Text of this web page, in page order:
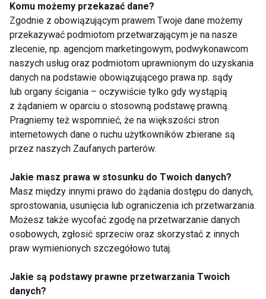
stawać się dorosłe, i usilnie dążą do identyfikacji ze
swoim ideałem. A kto nim jest? Często popularna
modelka, czy piosenkarka. Dziewczyny uważają
szczupłość za źródło sukcesów i powodzenia. Ideał
jest trudny, a często niemożliwy do osiągnięcia, co
dziewczyny traktują jako osobistą porażkę. Szukają,
więc alternatywy w niejedzeniu.
Dlaczego zatem chorują tylko niektóre? Jak już
wspomniałam, na chorobę składa się nie tylko
charakter dziewczyny, ale też oddziaływanie jej
otoczenia. Ciągle porównywanie z innymi (z tego
powodu tak wiele anorektyczek jest w środowisku
modelek), wytykanie nieakceptowanych cech,
prowadzi do zaburzeń we własnej samoocenie, do
jej zaniżania. Ucieczka od jedzenia może być
spowodowana chęcią przeciwstawienia się opinii
otoczenia, na zasadzie „ja im jeszcze pokażę”.
Komu możemy przekazać dane?
Zgodnie z obowiązującym prawem Twoje dane możemy
przekazywać podmiotom przetwarzającym je na nasze
zlecenie, np. agencjom marketingowym, podwykonawcom
naszych usług oraz podmiotom uprawnionym do uzyskania
danych na podstawie obowiązującego prawa np. sądy
lub organy ścigania – oczywiście tylko gdy wystąpią
z żądaniem w oparciu o stosowną podstawę prawną.
Pragniemy też wspomnieć, że na większości stron
internetowych dane o ruchu użytkowników zbierane są
przez naszych Zaufanych parterów.
Jakie masz prawa w stosunku do Twoich danych?
Masz między innymi prawo do żądania dostępu do danych,
sprostowania, usunięcia lub ograniczenia ich przetwarzania.
Możesz także wycofać zgodę na przetwarzanie danych
osobowych, zgłosić sprzeciw oraz skorzystać z innych
praw wymienionych szczegółowo tutaj.
Jakie są podstawy prawne przetwarzania Twoich
danych?